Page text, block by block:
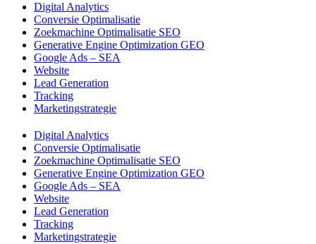
Digital Analytics
Conversie Optimalisatie
Zoekmachine Optimalisatie SEO
Generative Engine Optimization GEO
Google Ads – SEA
Website
Lead Generation
Tracking
Marketingstrategie
Digital Analytics
Conversie Optimalisatie
Zoekmachine Optimalisatie SEO
Generative Engine Optimization GEO
Google Ads – SEA
Website
Lead Generation
Tracking
Marketingstrategie